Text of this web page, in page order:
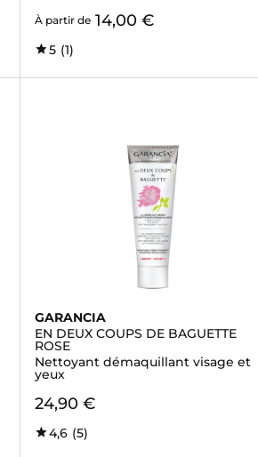
À partir de 14,00 €
5 (1)
GARANCIA
EN DEUX COUPS DE BAGUETTE
ROSE
Nettoyant démaquillant visage et
yeux
24,90 €
4,6 (5)